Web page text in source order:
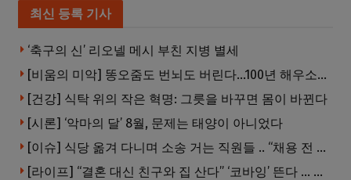
최신 등록 기사
‘축구의 신’ 리오넬 메시 부친 지병 별세
[비움의 미악] 똥오줌도 번뇌도 버린다…100년 해우소의 철학
[건강] 식탁 위의 작은 혁명: 그릇을 바꾸면 몸이 바뀐다
[시론] ‘악마의 달’ 8월, 문제는 태양이 아니었다
[이슈] 식당 옮겨 다니며 소송 거는 직원들 .. “채용 전 반드시 확인해야”
[라이프] “결혼 대신 친구와 집 산다” ‘코바잉’ 뜬다 … 내 집 마련 공식 바뀌었다